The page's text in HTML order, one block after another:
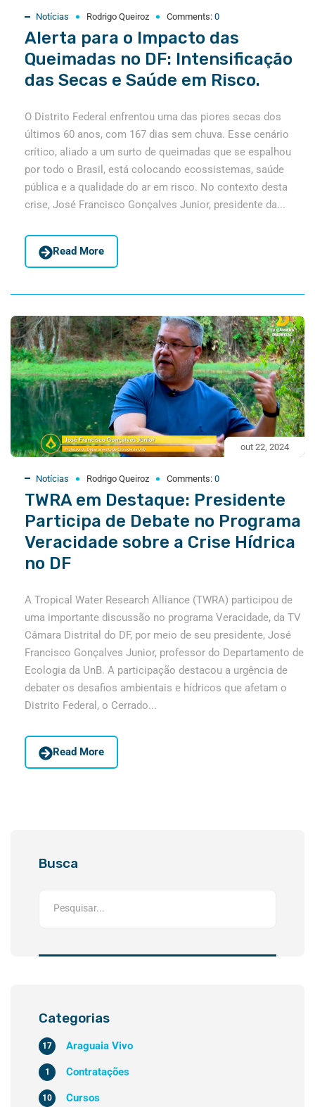
Notícias Rodrigo Queiroz Comments: 0
Alerta para o Impacto das
Queimadas no DF: Intensificação
das Secas e Saúde em Risco.
O Distrito Federal enfrentou uma das piores secas dos
últimos 60 anos, com 167 dias sem chuva. Esse cenário
crítico, aliado a um surto de queimadas que se espalhou
por todo o Brasil, está colocando ecossistemas, saúde
pública e a qualidade do ar em risco. No contexto desta
crise, José Francisco Gonçalves Junior, presidente da...
Read More
out 22, 2024
Notícias Rodrigo Queiroz Comments: 0
TWRA em Destaque: Presidente
Participa de Debate no Programa
Veracidade sobre a Crise Hídrica
no DF
A Tropical Water Research Alliance (TWRA) participou de
uma importante discussão no programa Veracidade, da TV
Câmara Distrital do DF, por meio de seu presidente, José
Francisco Gonçalves Junior, professor do Departamento de
Ecologia da UnB. A participação destacou a urgência de
debater os desafios ambientais e hídricos que afetam o
Distrito Federal, o Cerrado...
Read More
Busca
Categorias
Araguaia Vivo
17
Contratações
1
Cursos
10